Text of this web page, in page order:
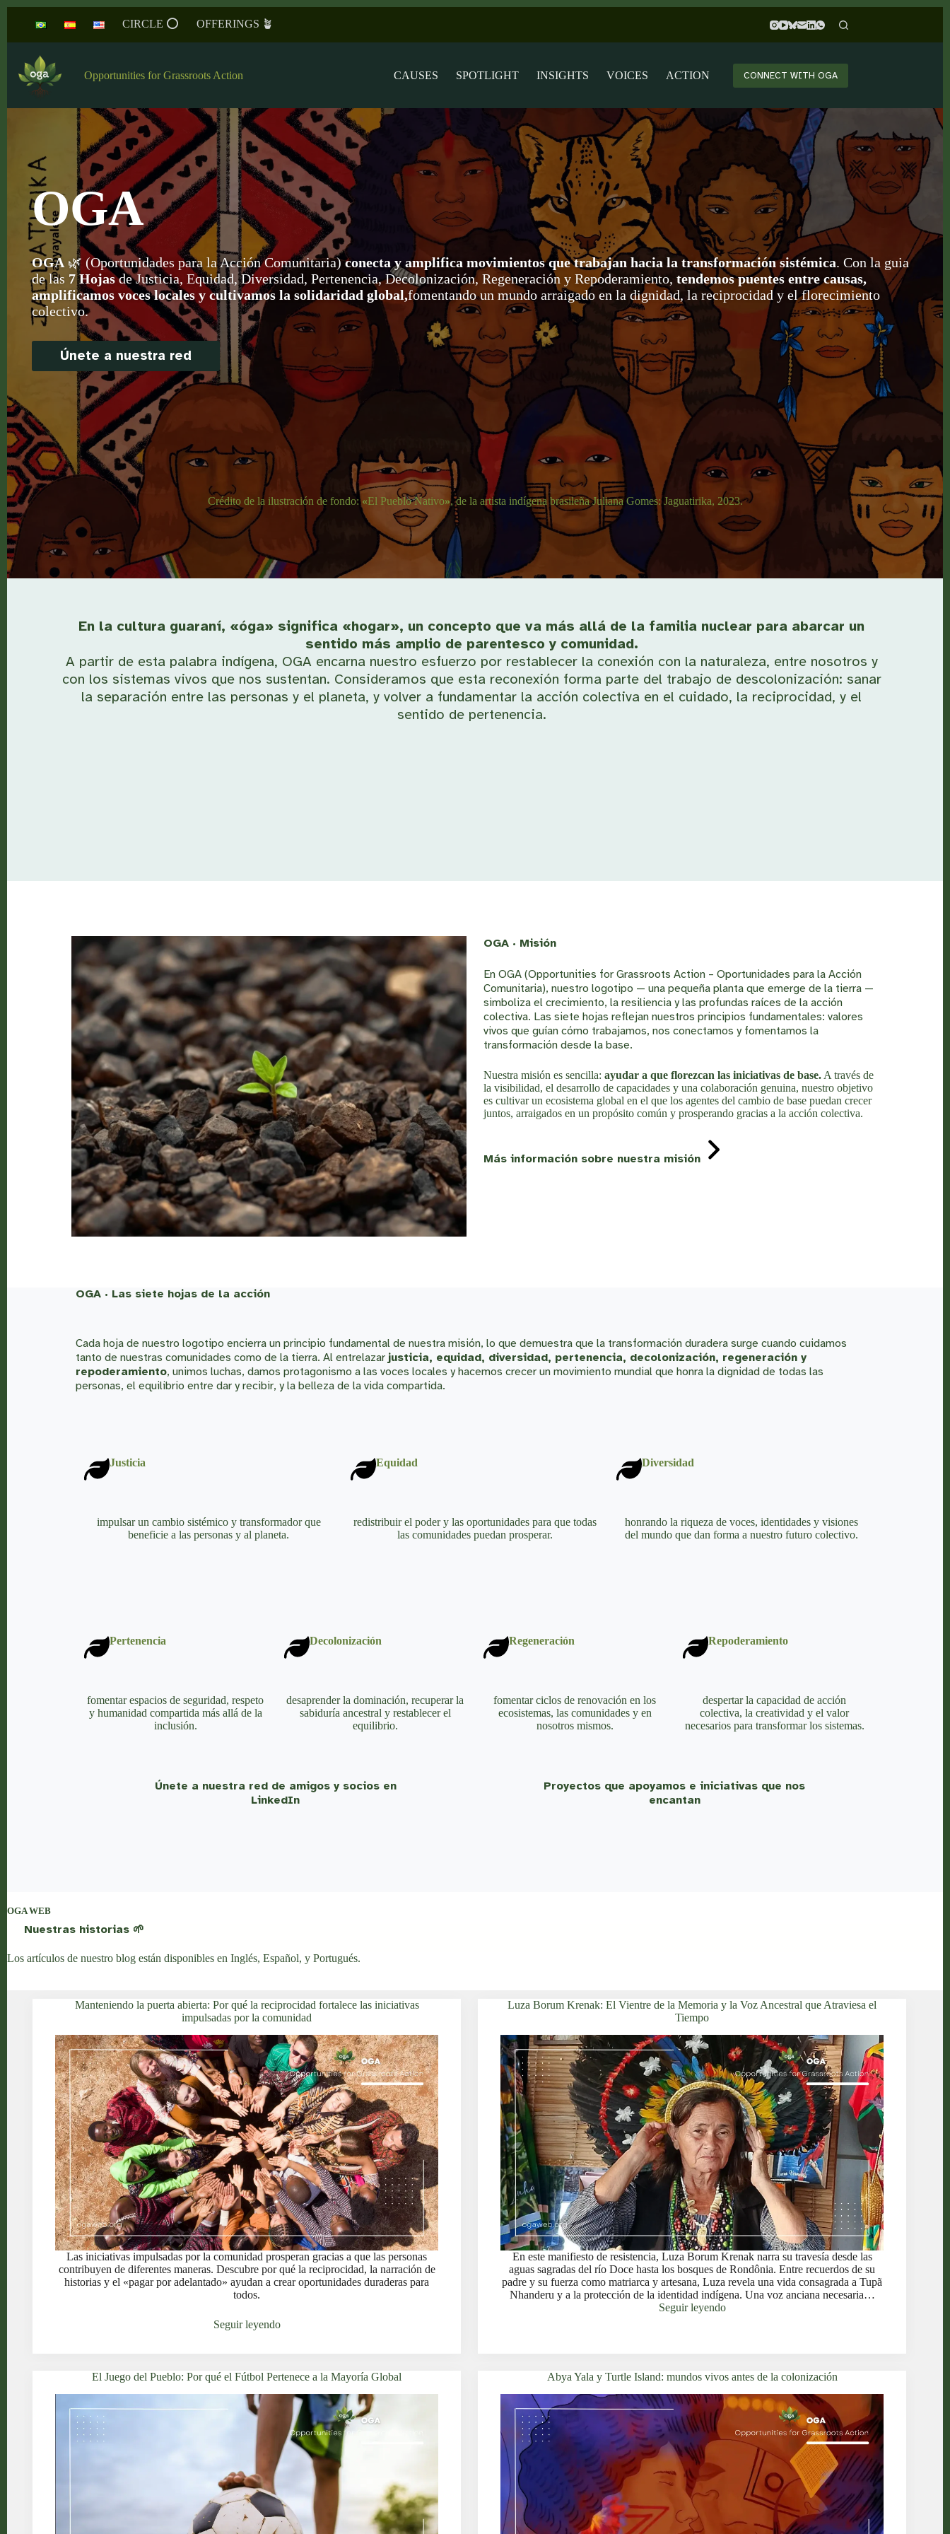
CIRCLE ⭕️ OFFERINGS 🪴
Opportunities for Grassroots Action CAUSES SPOTLIGHT INSIGHTS VOICES ACTION CONNECT WITH OGA
OGA
OGA 🌿 (Oportunidades para la Acción Comunitaria)conecta y amplifica movimientos que trabajan hacia la transformación sistémica. Con la guia
de las 7 Hojasde Justicia, Equidad, Diversidad, Pertenencia, Decolonización, Regeneración y Repoderamiento, tendemos puentes entre causas,
amplificamos voces locales y cultivamos la solidaridad global,fomentando un mundo arraigado en la dignidad, la reciprocidad y el florecimiento
colectivo.
Únete a nuestra red
Crédito de la ilustración de fondo:«El Pueblo Nativo», de la artista indígena brasileña Juliana Gomes: Jaguatirika, 2023.
En la cultura guaraní, «óga» significa «hogar», un concepto que va más allá de la familia nuclear para abarcar un
sentido más amplio de parentesco y comunidad.
A partir de esta palabra indígena, OGA encarna nuestro esfuerzo por restablecer la conexión con la naturaleza, entre nosotros y
con los sistemas vivos que nos sustentan. Consideramos que esta reconexión forma parte del trabajo de descolonización: sanar
la separación entre las personas y el planeta, y volver a fundamentar la acción colectiva en el cuidado, la reciprocidad, y el
sentido de pertenencia.
OGA · Misión
En OGA (Opportunities for Grassroots Action – Oportunidades para la Acción
Comunitaria), nuestro logotipo — una pequeña planta que emerge de la tierra —
simboliza el crecimiento, la resiliencia y las profundas raíces de la acción
colectiva. Las siete hojas reflejan nuestros principios fundamentales: valores
vivos que guían cómo trabajamos, nos conectamos y fomentamos la
transformación desde la base.
Nuestra misión es sencilla: ayudar a que florezcan las iniciativas de base. A través de
la visibilidad, el desarrollo de capacidades y una colaboración genuina, nuestro objetivo
es cultivar un ecosistema global en el que los agentes del cambio de base puedan crecer
juntos, arraigados en un propósito común y prosperando gracias a la acción colectiva.
Más información sobre nuestra misión
OGA · Las siete hojas de la acción
Cada hoja de nuestro logotipo encierra un principio fundamental de nuestra misión, lo que demuestra que la transformación duradera surge cuando cuidamos
tanto de nuestras comunidades como de la tierra. Al entrelazar justicia, equidad, diversidad, pertenencia, decolonización, regeneración y
repoderamiento, unimos luchas, damos protagonismo a las voces locales y hacemos crecer un movimiento mundial que honra la dignidad de todas las
personas, el equilibrio entre dar y recibir, y la belleza de la vida compartida.
Justicia
impulsar un cambio sistémico y transformador que
beneficie a las personas y al planeta.
Equidad
redistribuir el poder y las oportunidades para que todas
las comunidades puedan prosperar.
Diversidad
honrando la riqueza de voces, identidades y visiones
del mundo que dan forma a nuestro futuro colectivo.
Pertenencia
fomentar espacios de seguridad, respeto
y humanidad compartida más allá de la
inclusión.
Decolonización
desaprender la dominación, recuperar la
sabiduría ancestral y restablecer el
equilibrio.
Regeneración
fomentar ciclos de renovación en los
ecosistemas, las comunidades y en
nosotros mismos.
Repoderamiento
despertar la capacidad de acción
colectiva, la creatividad y el valor
necesarios para transformar los sistemas.
Únete a nuestra red de amigos y socios en
LinkedIn
Proyectos que apoyamos e iniciativas que nos
encantan
OGA WEB
Nuestras historias 🌱
Los artículos de nuestro blog están disponibles en Inglés, Español, y Portugués.
Manteniendo la puerta abierta: Por qué la reciprocidad fortalece las iniciativas
impulsadas por la comunidad
Las iniciativas impulsadas por la comunidad prosperan gracias a que las personas
contribuyen de diferentes maneras. Descubre por qué la reciprocidad, la narración de
historias y el «pagar por adelantado» ayudan a crear oportunidades duraderas para
todos.
Seguir leyendo
Luza Borum Krenak: El Vientre de la Memoria y la Voz Ancestral que Atraviesa el
Tiempo
En este manifiesto de resistencia, Luza Borum Krenak narra su travesía desde las
aguas sagradas del río Doce hasta los bosques de Rondônia. Entre recuerdos de su
padre y su fuerza como matriarca y artesana, Luza revela una vida consagrada a Tupã
Nhanderu y a la protección de la identidad indígena. Una voz anciana necesaria…
Seguir leyendo
El Juego del Pueblo: Por qué el Fútbol Pertenece a la Mayoría Global Abya Yala y Turtle Island: mundos vivos antes de la colonización